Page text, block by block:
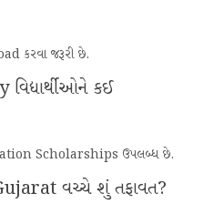
કરવા જરૂરી છે.
કઈ
Scholarships ઉપલબ્ધ છે.
વચ્ચે શું તફાવત?